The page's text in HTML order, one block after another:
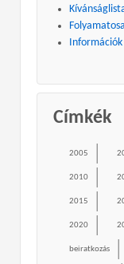
Címkék
2005
2010
2015
2020
beiratkozás